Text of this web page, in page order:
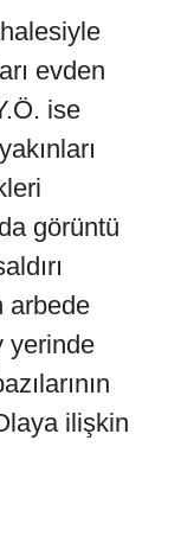
evden
ise
görüntü
arbede
yerinde
ilişkin